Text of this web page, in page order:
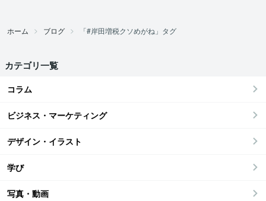
ホーム ブログ 「#岸田増税クソめがね」タグ
カテゴリ一覧
コラム
ビジネス・マーケティング
デザイン・イラスト
学び
写真・動画